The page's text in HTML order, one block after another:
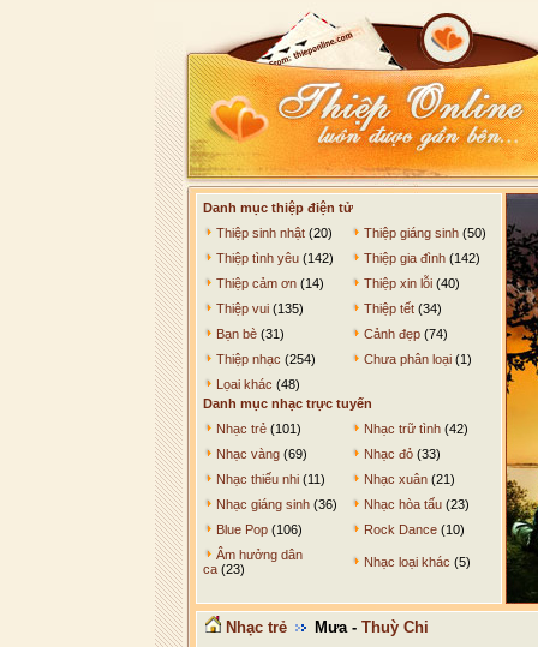
Danh mục thiệp điện tử
Thiệp sinh nhật (20) Thiệp giáng sinh (50)
Thiệp tình yêu (142) Thiệp gia đình (142)
Thiệp cảm ơn (14) Thiệp xin lỗi (40)
Thiệp vui (135) Thiệp tết (34)
Bạn bè (31) Cảnh đẹp (74)
Thiệp nhạc (254) Chưa phân loại (1)
Lọai khác (48)
Danh mục nhạc trực tuyến
Nhạc trẻ (101) Nhạc trữ tình (42)
Nhạc vàng (69) Nhạc đỏ (33)
Nhạc thiếu nhi (11) Nhạc xuân (21)
Nhạc giáng sinh (36) Nhạc hòa tấu (23)
Blue Pop (106) Rock Dance (10)
Âm hưởng dân
ca (23) Nhạc loại khác (5)
Nhạc trẻ Mưa - Thuỳ Chi